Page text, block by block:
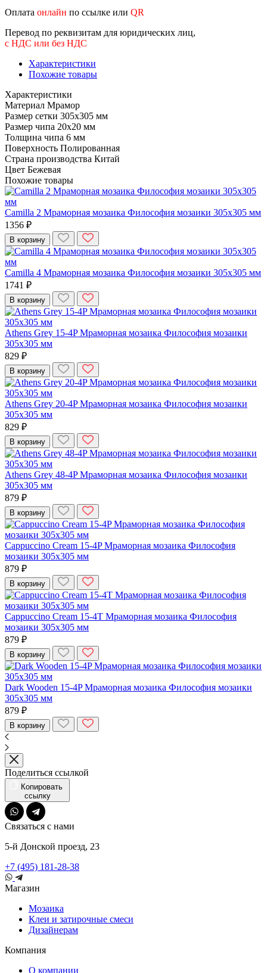
Оплата онлайн по ссылке или QR
Перевод по реквизитам для юридических лиц,
с НДС или без НДС
Характеристики
Похожие товары
Характеристики
Материал Мрамор
Размер сетки 305x305 мм
Размер чипа 20x20 мм
Толщина чипа 6 мм
Поверхность Полированная
Страна производства Китай
Цвет Бежевая
Похожие товары
Camilla 2 Мраморная мозаика Философия мозаики 305x305 мм
1356 ₽
В корзину
Camilla 4 Мраморная мозаика Философия мозаики 305x305 мм
1741 ₽
В корзину
Athens Grey 15-4P Мраморная мозаика Философия мозаики
305x305 мм
829 ₽
В корзину
Athens Grey 20-4P Мраморная мозаика Философия мозаики
305x305 мм
829 ₽
В корзину
Athens Grey 48-4P Мраморная мозаика Философия мозаики
305x305 мм
879 ₽
В корзину
Cappuccino Cream 15-4P Мраморная мозаика Философия
мозаики 305x305 мм
879 ₽
В корзину
Cappuccino Cream 15-4T Мраморная мозаика Философия
мозаики 305x305 мм
879 ₽
В корзину
Dark Wooden 15-4P Мраморная мозаика Философия мозаики
305x305 мм
879 ₽
В корзину
Поделиться ссылкой
Копировать
ссылку
Связаться с нами
5-й Донской проезд, 23
+7 (495) 181-28-38
Магазин
Мозаика
Клеи и затирочные смеси
Дизайнерам
Компания
О компании